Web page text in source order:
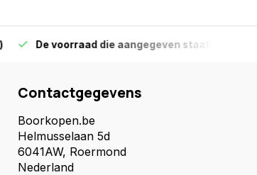
De voorraad die aangegeven staat is ook echt op
Contactgegevens
Boorkopen.be
Helmusselaan 5d
6041AW, Roermond
Nederland